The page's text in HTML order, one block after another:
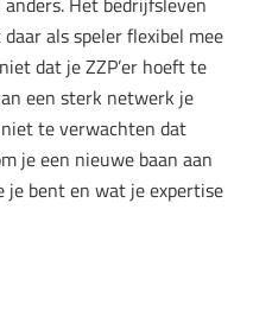
als speler flexibel mee
dat je ZZP’er hoeft te
een sterk netwerk je
te verwachten dat
je een nieuwe baan aan
bent en wat je expertise